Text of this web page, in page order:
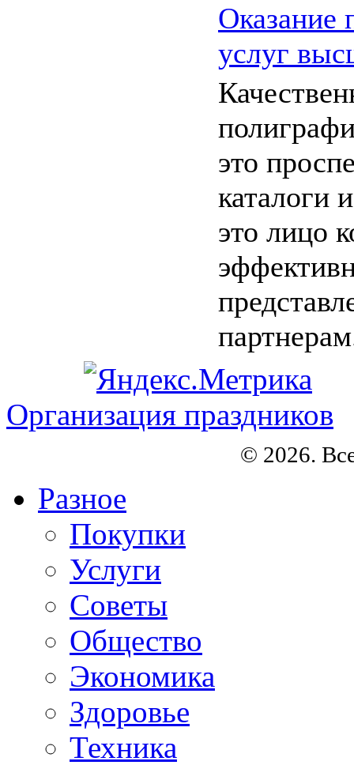
Оказание
услуг
это
каталоги
это лицо
Организация праздников
© 2026.
Разное
Покупки
Услуги
Советы
Общество
Экономика
Здоровье
Техника